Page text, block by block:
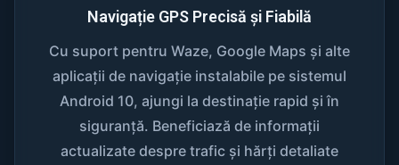
Navigație GPS Precisă și Fiabilă
Cu suport pentru Waze, Google Maps și alte
aplicații de navigație instalabile pe sistemul
Android 10, ajungi la destinație rapid și în
siguranță. Beneficiază de informații
actualizate despre trafic și hărți detaliate